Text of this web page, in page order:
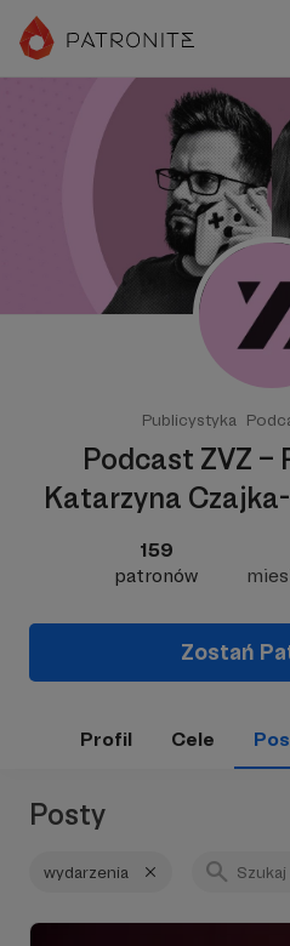
Publicystyka
Podcast ZVZ –
Katarzyna
159
patronów
Zostań
Profil Cele
Posty
wydarzenia